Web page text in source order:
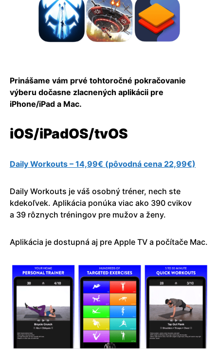
Prinášame vám prvé tohtoročné pokračovanie
výberu dočasne zlacnených aplikácii pre
iPhone/iPad a Mac.
iOS/iPadOS/tvOS
Daily Workouts – 14,99€ (pôvodná cena 22,99€)
Daily Workouts je váš osobný tréner, nech ste
kdekoľvek. Aplikácia ponúka viac ako 390 cvikov
a 39 rôznych tréningov pre mužov a ženy.
Aplikácia je dostupná aj pre Apple TV a počítače Mac.